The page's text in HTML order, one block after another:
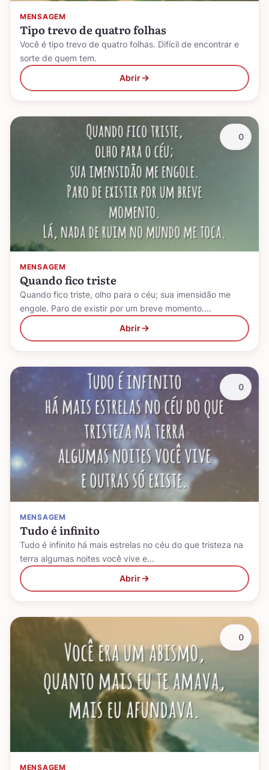
MENSAGEM
Tipo trevo de quatro folhas
Você é tipo trevo de quatro folhas. Difícil de encontrar e
sorte de quem tem.
Abrir
MENSAGEM
Quando fico triste
Quando fico triste, olho para o céu; sua imensidão me
engole. Paro de existir por um breve momento.…
Abrir
0
MENSAGEM
Tudo é infinito
Tudo é infinito há mais estrelas no céu do que tristeza na
terra algumas noites você vive e…
Abrir
0
MENSAGEM
0